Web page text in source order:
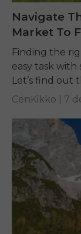
Navigate
Market To
Finding the
easy task with
Let’s find out
other...
CenKikko | 7